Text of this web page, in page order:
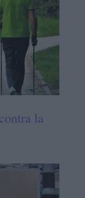
la